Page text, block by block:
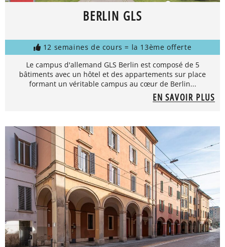
BERLIN GLS
12 semaines de cours = la 13ème offerte
Le campus d'allemand GLS Berlin est composé de 5
bâtiments avec un hôtel et des appartements sur place
formant un véritable campus au cœur de Berlin...
EN SAVOIR PLUS